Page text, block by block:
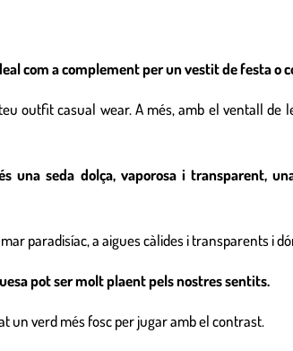
com a complement per un vestit de festa o
outfit casual wear. A més, amb el ventall de
una seda dolça, vaporosa i transparent,
paradisíac, a aigues càlides i transparents i
pot ser molt plaent pels nostres sentits.
un verd més fosc per jugar amb el contrast.